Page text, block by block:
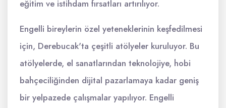
eğitim ve istihdam fırsatları artırılıyor.
Engelli bireylerin özel yeteneklerinin keşfedilmesi
için, Derebucak'ta çeşitli atölyeler kuruluyor. Bu
atölyelerde, el sanatlarından teknolojiye, hobi
bahçeciliğinden dijital pazarlamaya kadar geniş
bir yelpazede çalışmalar yapılıyor. Engelli